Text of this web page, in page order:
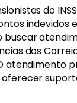
do
indevidos
buscar
dos
atendimento